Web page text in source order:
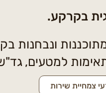
ונבחנות
למטעים,
בקרקע.
צמחיית שירות